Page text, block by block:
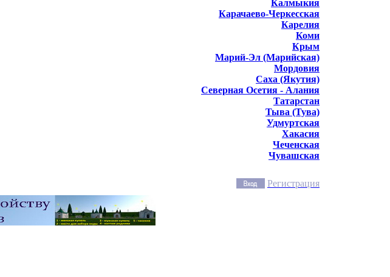
Калмыкия
Карачаево-Черкесская
Карелия
Коми
Крым
Марий-Эл (Марийская)
Мордовия
Саха (Якутия)
Северная Осетия - Алания
Татарстан
Тыва (Тува)
Удмуртская
Хакасия
Чеченская
Чувашская
Регистрация